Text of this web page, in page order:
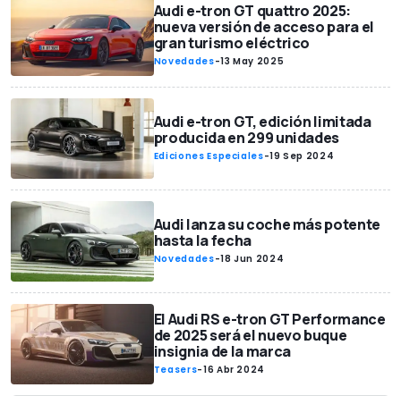
Audi e-tron GT quattro 2025:
nueva versión de acceso para el
gran turismo eléctrico
Novedades-13 May 2025
Audi e-tron GT, edición limitada
producida en 299 unidades
Ediciones Especiales-19 Sep 2024
Audi lanza su coche más potente
hasta la fecha
Novedades-18 Jun 2024
El Audi RS e-tron GT Performance
de 2025 será el nuevo buque
insignia de la marca
Teasers-16 Abr 2024